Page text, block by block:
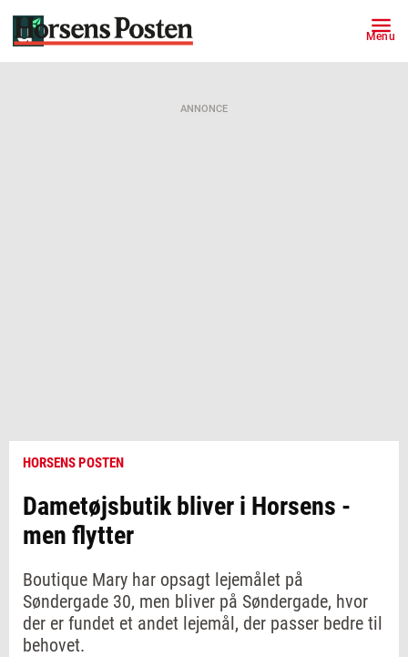
Menu
ANNONCE
HORSENS POSTEN
Dametøjsbutik bliver i Horsens -
men flytter
Boutique Mary har opsagt lejemålet på
Søndergade 30, men bliver på Søndergade, hvor
der er fundet et andet lejemål, der passer bedre til
behovet.